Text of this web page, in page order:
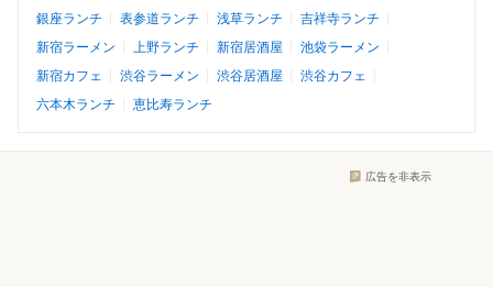
銀座ランチ
表参道ランチ 浅草ランチ
吉祥寺ランチ
新宿ラーメン
上野ランチ 新宿居酒屋
池袋ラーメン
新宿カフェ
渋谷ラーメン 渋谷居酒屋
渋谷カフェ
六本木ランチ
恵比寿ランチ
広告を非表示